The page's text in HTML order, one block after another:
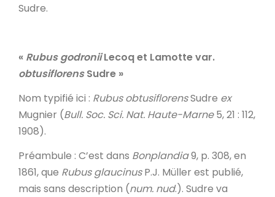
Sudre.
« Rubus godroniiLecoq et Lamotte var.
obtusiflorensSudre »
Nom typifié ici : Rubus obtusiflorensSudre ex
Mugnier (Bull. Soc. Sci. Nat. Haute-Marne5, 21 : 112,
1908).
Préambule : C’est dans Bonplandia9, p. 308, en
1861, que Rubus glaucinusP.J. Müller est publié,
mais sans description (num. nud.). Sudre va